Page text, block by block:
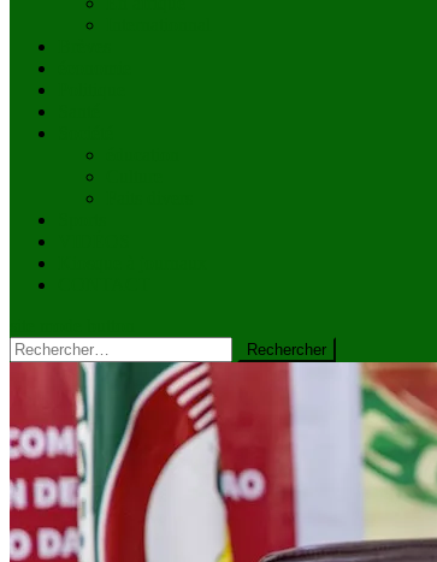
Rechercher :